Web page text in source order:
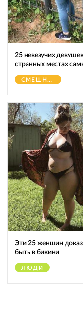
25 невезучих
странных местах
СМЕШНОЕ
Эти 25 женщин
быть в бикини
ЛЮДИ